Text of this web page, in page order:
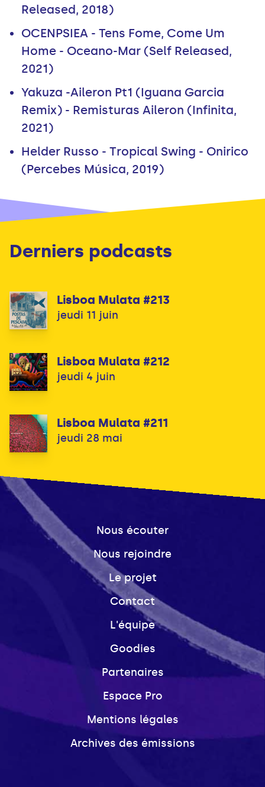
Released, 2018)
OCENPSIEA - Tens Fome, Come Um
Home - Oceano-Mar (Self Released,
2021)
Yakuza -Aileron Pt1 (Iguana Garcia
Remix) - Remisturas Aileron (Infinita,
2021)
Helder Russo - Tropical Swing - Onirico
(Percebes Música, 2019)
Derniers podcasts
Lisboa Mulata #213
jeudi 11 juin
Lisboa Mulata #212
jeudi 4 juin
Lisboa Mulata #211
jeudi 28 mai
Nous écouter
Nous rejoindre
Le projet
Contact
L'équipe
Goodies
Partenaires
Espace Pro
Mentions légales
Archives des émissions